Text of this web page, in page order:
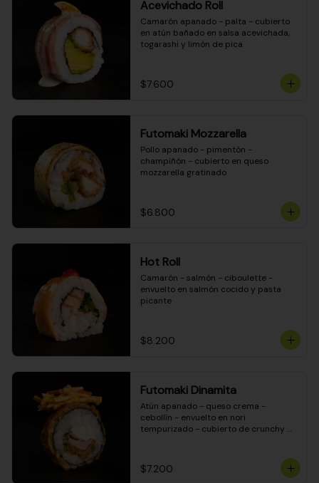
Acevichado Roll
Camarón apanado - palta - cubierto
en atún bañado en salsa acevichada,
togarashi y limón de pica
$7.600
Futomaki Mozzarella
Pollo apanado - pimentón -
champiñón - cubierto en queso
mozzarella gratinado
$6.800
Hot Roll
Camarón - salmón - ciboulette -
envuelto en salmón cocido y pasta
picante
$8.200
Futomaki Dinamita
Atún apanado - queso crema -
cebollín - envuelto en nori
tempurizado - cubierto de crunchy
$7.200